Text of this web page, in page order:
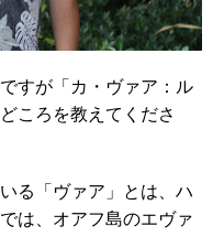
すが「カ・ヴァア：ル
ころを教えてくださ
る「ヴァア」とは、ハ
は、オアフ島のエヴァ